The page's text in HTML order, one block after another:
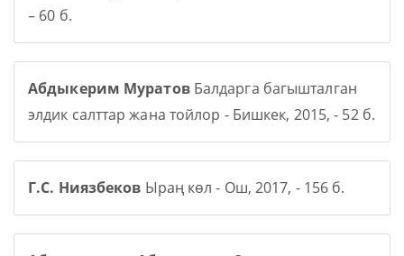
– 60 б.
Абдыкерим МуратовБалдарга багышталган
элдик салттар жана тойлор - Бишкек, 2015, - 52 б.
Г.С. Ниязбеков Ыраң көл - Ош, 2017, - 156 б.